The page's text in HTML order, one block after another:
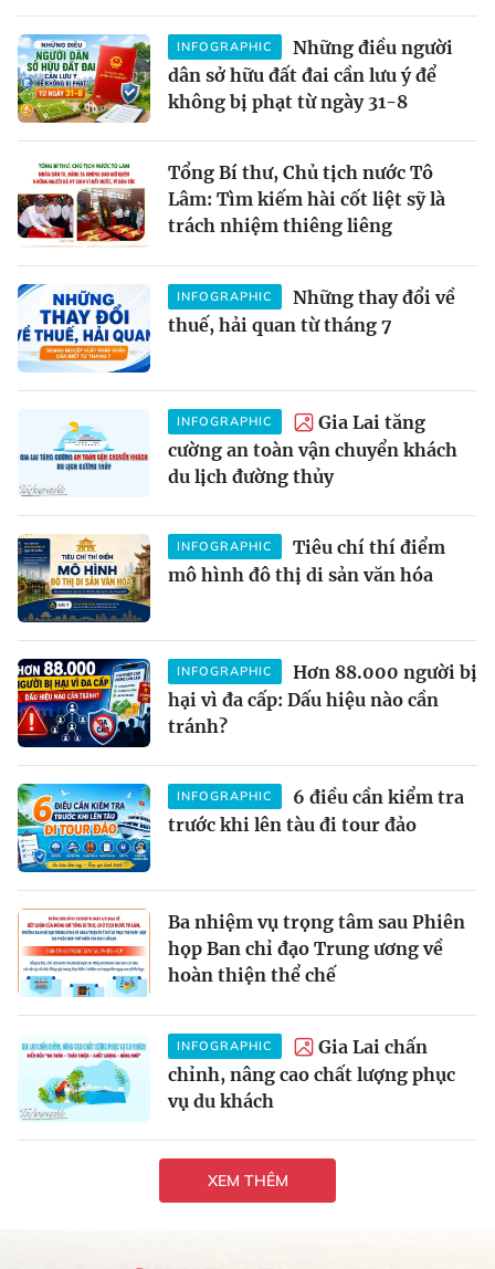
INFOGRAPHIC
Những điều người
dân sở hữu đất đai cần lưu ý để
không bị phạt từ ngày 31-8
Tổng Bí thư, Chủ tịch nước Tô
Lâm: Tìm kiếm hài cốt liệt sỹ là
trách nhiệm thiêng liêng
INFOGRAPHIC
Những thay đổi về
thuế, hải quan từ tháng 7
INFOGRAPHIC
Gia Lai tăng
cường an toàn vận chuyển khách
du lịch đường thủy
INFOGRAPHIC
Tiêu chí thí điểm
mô hình đô thị di sản văn hóa
INFOGRAPHIC
Hơn 88.000 người bị
hại vì đa cấp: Dấu hiệu nào cần
tránh?
INFOGRAPHIC
6 điều cần kiểm tra
trước khi lên tàu đi tour đảo
Ba nhiệm vụ trọng tâm sau Phiên
họp Ban chỉ đạo Trung ương về
hoàn thiện thể chế
INFOGRAPHIC
Gia Lai chấn
chỉnh, nâng cao chất lượng phục
vụ du khách
XEM THÊM